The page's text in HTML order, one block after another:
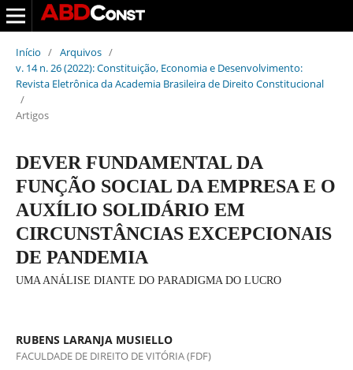
Início / Arquivos /
v. 14 n. 26 (2022): Constituição, Economia e Desenvolvimento:
Revista Eletrônica da Academia Brasileira de Direito Constitucional
/
Artigos
DEVER FUNDAMENTAL DA
FUNÇÃO SOCIAL DA EMPRESA E O
AUXÍLIO SOLIDÁRIO EM
CIRCUNSTÂNCIAS EXCEPCIONAIS
DE PANDEMIA
UMA ANÁLISE DIANTE DO PARADIGMA DO LUCRO
RUBENS LARANJA MUSIELLO
FACULDADE DE DIREITO DE VITÓRIA (FDF)